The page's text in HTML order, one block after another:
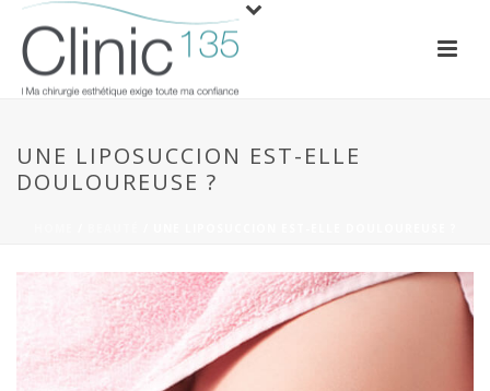
UNE LIPOSUCCION EST-ELLE
DOULOUREUSE ?